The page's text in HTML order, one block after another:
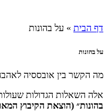
דף הבית » על בהונות
על בהונות
מה הקשר בין אובססיה
אלה השאלות הגדולות
בהונות״ (הוצאת הקיבוץ